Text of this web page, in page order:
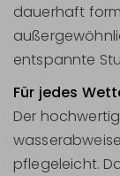
dauerhaft
entspannte
Für jedes
Der
pflegeleicht.